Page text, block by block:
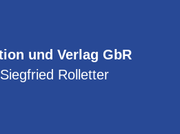
und Verlag GbR
Rolletter